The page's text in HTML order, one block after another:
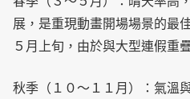
展，是重現動畫開場場景的最
５月上旬，由於與大型連假重
秋季（１０～１１月）：氣溫